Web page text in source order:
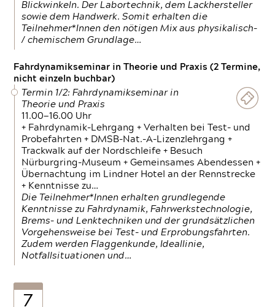
Blickwinkeln. Der Labortechnik, dem Lackhersteller
sowie dem Handwerk. Somit erhalten die
Teilnehmer*Innen den nötigen Mix aus physikalisch-
/ chemischem Grundlage…
Fahrdynamikseminar in Theorie und Praxis (2 Termine,
nicht einzeln buchbar)
Termin 1/2: Fahrdynamikseminar in
Theorie und Praxis
11.00—16.00 Uhr
+ Fahrdynamik-Lehrgang + Verhalten bei Test- und
Probefahrten + DMSB-Nat.-A-Lizenzlehrgang +
Trackwalk auf der Nordschleife + Besuch
Nürburgring-Museum + Gemeinsames Abendessen +
Übernachtung im Lindner Hotel an der Rennstrecke
+ Kenntnisse zu…
Die Teilnehmer*Innen erhalten grundlegende
Kenntnisse zu Fahrdynamik, Fahrwerkstechnologie,
Brems- und Lenktechniken und der grundsätzlichen
Vorgehensweise bei Test- und Erprobungsfahrten.
Zudem werden Flaggenkunde, Ideallinie,
Notfallsituationen und…
7